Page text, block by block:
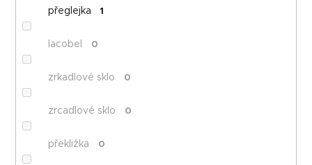
přeglejka 1
lacobel 0
zrkadlové sklo 0
zrcadlové sklo 0
překližka 0